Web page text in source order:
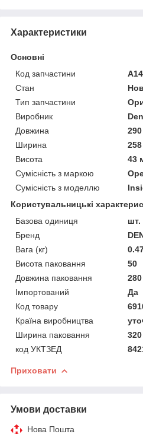
Характеристики
Основні
Код запчастини
Стан
Тип запчастини
Виробник
Довжина
Ширина
Висота
43
Сумісність з маркою
Сумісність з моделлю
Користувальницькі
Базова одиниця
шт.
Бренд
Вага (кг)
Висота паковання
50
Довжина паковання
280
Імпортований
Да
Код товару
Країна виробництва
Ширина паковання
320
код УКТЗЕД
Приховати
Умови доставки
Нова Пошта